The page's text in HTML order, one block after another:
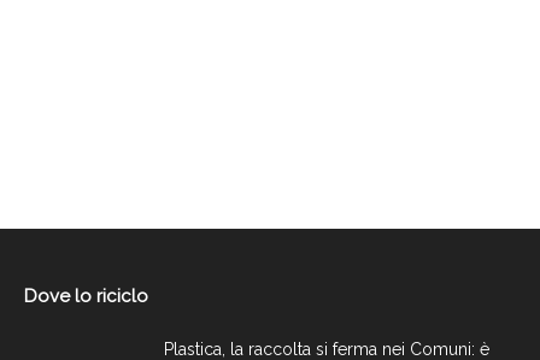
Dove lo riciclo
Plastica, la raccolta si ferma nei Comuni: è